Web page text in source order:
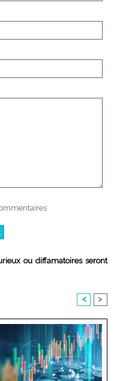
ou diffamatoires seront
< >